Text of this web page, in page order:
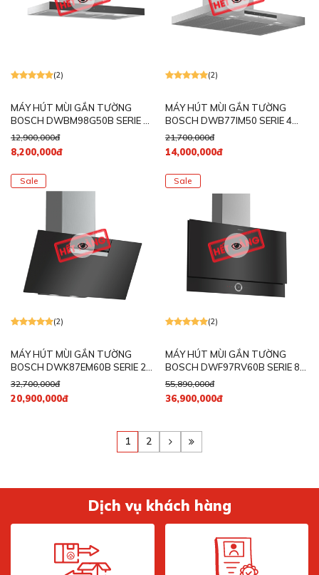
(2)
MÁY HÚT MÙI GẮN TƯỜNG
BOSCH DWBM98G50B SERIE 4
NGANG 90CM
12,900,000đ
8,200,000đ
(2)
MÁY HÚT MÙI GẮN TƯỜNG
BOSCH DWB77IM50 SERIE 4
NGANG 75CM
21,700,000đ
14,000,000đ
Sale
(2)
MÁY HÚT MÙI GẮN TƯỜNG
BOSCH DWK87EM60B SERIE 2
NGANG 80CM
32,700,000đ
20,900,000đ
Sale
(2)
MÁY HÚT MÙI GẮN TƯỜNG
BOSCH DWF97RV60B SERIE 8
HOME CONNECT
55,890,000đ
36,900,000đ
1 2
Dịch vụ khách hàng